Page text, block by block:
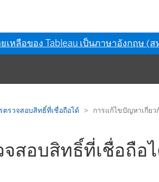
เหลือของ Tableau เป็นภาษาอังกฤษ (ส
ตรวจสอบสิทธิ์ที่เชื่อถือได้ การแก้ไขปัญหาเกี่ยว
สอบสิทธิ์ที่เชื่อถือ